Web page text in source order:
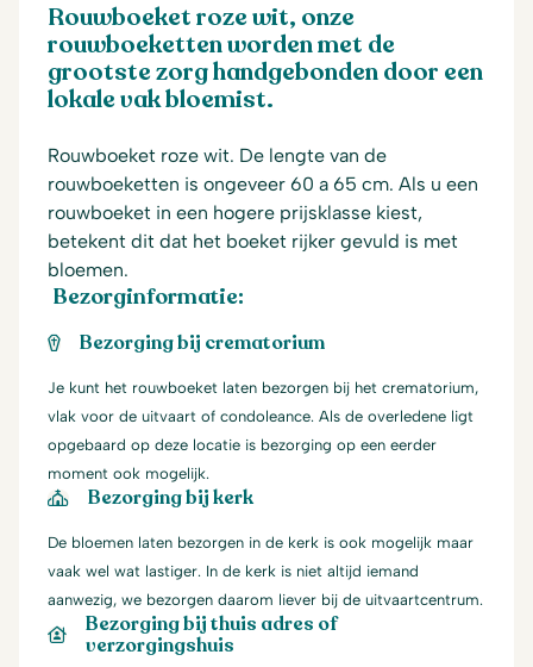
Rouwboeket roze wit, onze
rouwboeketten worden met de
grootste zorg handgebonden door een
lokale vak bloemist.
Rouwboeket roze wit. De lengte van de
rouwboeketten is ongeveer 60 a 65 cm. Als u een
rouwboeket in een hogere prijsklasse kiest,
betekent dit dat het boeket rijker gevuld is met
bloemen.
Bezorginformatie:
Bezorging bij crematorium
Je kunt het rouwboeket laten bezorgen bij het crematorium,
vlak voor de uitvaart of condoleance. Als de overledene ligt
opgebaard op deze locatie is bezorging op een eerder
moment ook mogelijk.
Bezorging bij kerk
De bloemen laten bezorgen in de kerk is ook mogelijk maar
vaak wel wat lastiger. In de kerk is niet altijd iemand
aanwezig, we bezorgen daarom liever bij de uitvaartcentrum.
Bezorging bij thuis adres of
verzorgingshuis